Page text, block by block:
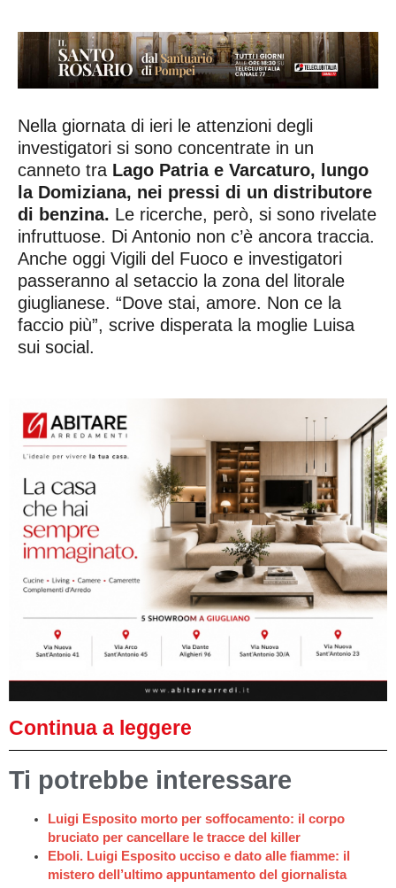
Nella giornata di ieri le attenzioni degli
investigatori si sono concentrate in un
canneto tra Lago Patria e Varcaturo, lungo
la Domiziana, nei pressi di un distributore
di benzina. Le ricerche, però, si sono rivelate
infruttuose. Di Antonio non c’è ancora traccia.
Anche oggi Vigili del Fuoco e investigatori
passeranno al setaccio la zona del litorale
giuglianese. “Dove stai, amore. Non ce la
faccio più”, scrive disperata la moglie Luisa
sui social.
Continua a leggere
Ti potrebbe interessare
Luigi Esposito morto per soffocamento: il corpo
bruciato per cancellare le tracce del killer
Eboli. Luigi Esposito ucciso e dato alle fiamme: il
mistero dell’ultimo appuntamento del giornalista